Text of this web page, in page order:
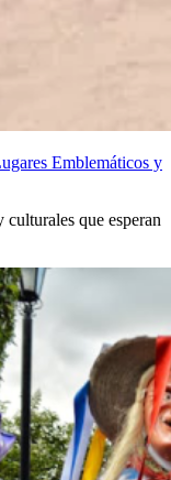
Emblemáticos y
que esperan